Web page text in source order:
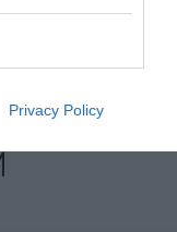
Privacy Policy